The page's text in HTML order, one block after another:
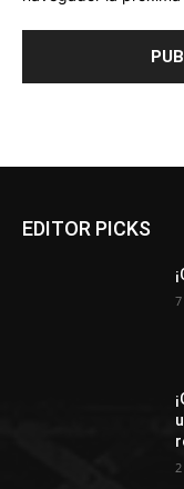
EDITOR PICKS